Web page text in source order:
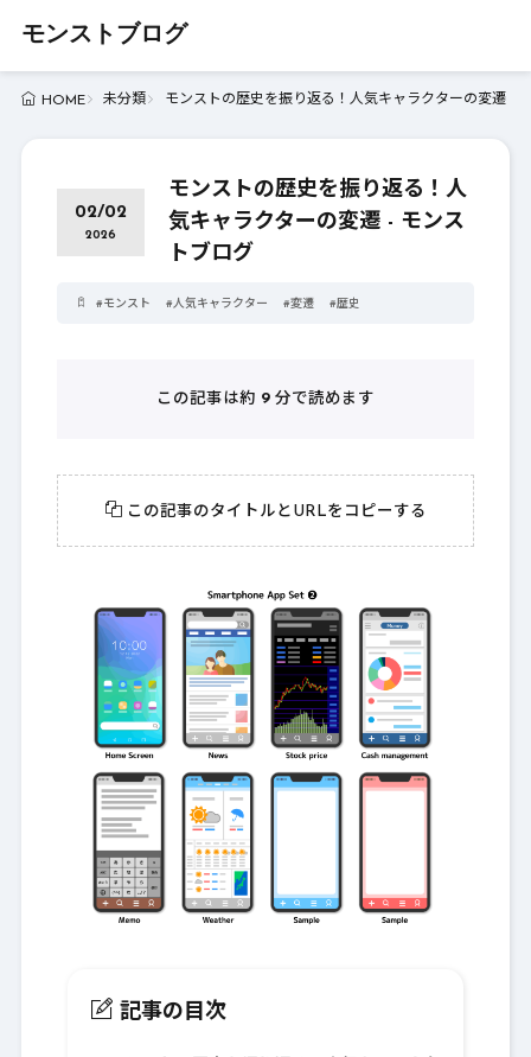
モンストブログ
HOME 未分類 モンストの歴史を振り返る！人気キャラクターの変遷 -
02/02
2026
モンストの歴史を振り返る！人
気キャラクターの変遷 - モンス
トブログ
#モンスト #人気キャラクター #変遷 #歴史
この記事は約 9 分で読めます
この記事のタイトルとURLをコピーする
記事の目次